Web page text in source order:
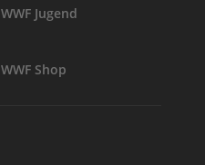
WWF Jugend
WWF Shop